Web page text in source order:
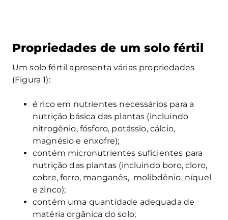
Propriedades de um solo fértil
Um solo fértil apresenta várias propriedades
(Figura 1):
é rico em nutrientes necessários para a
nutrição básica das plantas (incluindo
nitrogênio, fósforo, potássio, cálcio,
magnésio e enxofre);
contém micronutrientes suficientes para
nutrição das plantas (incluindo boro, cloro,
cobre, ferro, manganês, molibdênio, níquel
e zinco);
contém uma quantidade adequada de
matéria orgânica do solo;